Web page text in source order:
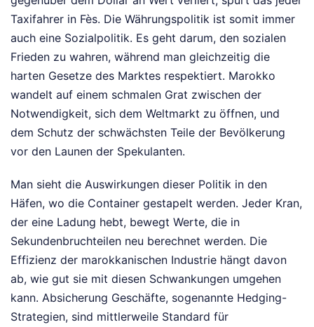
Taxifahrer in Fès. Die Währungspolitik ist somit immer
auch eine Sozialpolitik. Es geht darum, den sozialen
Frieden zu wahren, während man gleichzeitig die
harten Gesetze des Marktes respektiert. Marokko
wandelt auf einem schmalen Grat zwischen der
Notwendigkeit, sich dem Weltmarkt zu öffnen, und
dem Schutz der schwächsten Teile der Bevölkerung
vor den Launen der Spekulanten.
Man sieht die Auswirkungen dieser Politik in den
Häfen, wo die Container gestapelt werden. Jeder Kran,
der eine Ladung hebt, bewegt Werte, die in
Sekundenbruchteilen neu berechnet werden. Die
Effizienz der marokkanischen Industrie hängt davon
ab, wie gut sie mit diesen Schwankungen umgehen
kann. Absicherung Geschäfte, sogenannte Hedging-
Strategien, sind mittlerweile Standard für